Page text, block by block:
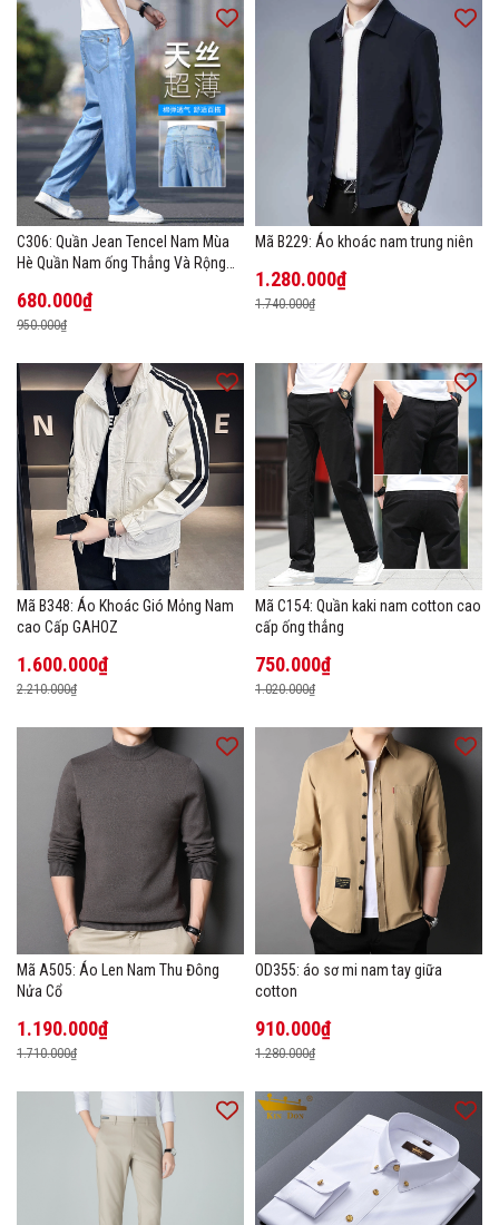
C306: Quần Jean Tencel Nam Mùa
Hè Quần Nam ống Thẳng Và Rộng
680.000₫
950.000₫
Mã B229: Áo khoác nam trung niên
1.280.000₫
1.740.000₫
Mã B348: Áo Khoác Gió Mỏng Nam
cao Cấp GAHOZ
1.600.000₫
2.210.000₫
Mã C154: Quần kaki nam cotton cao
cấp ống thẳng
750.000₫
1.020.000₫
Mã A505: Áo Len Nam Thu Đông
Nửa Cổ
1.190.000₫
1.710.000₫
OD355: áo sơ mi nam tay giữa
cotton
910.000₫
1.280.000₫